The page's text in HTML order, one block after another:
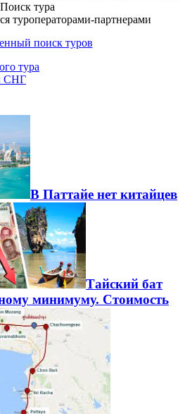
Поиск тура
туроператорами-партнерами
поиск туров
тура
СНГ
В Паттайе нет китайцев
Тайский бат
минимуму. Стоимость